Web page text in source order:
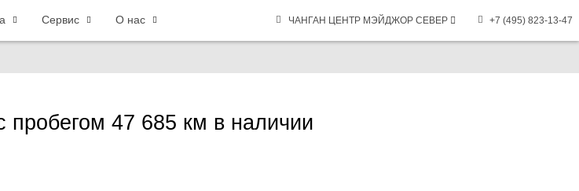
Сервис О нас ЧАНГАН ЦЕНТР МЭЙДЖОР СЕВЕР +7 (495) 823-13-47
пробегом 47 685 км в наличии